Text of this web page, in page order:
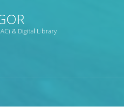
& Digital Library